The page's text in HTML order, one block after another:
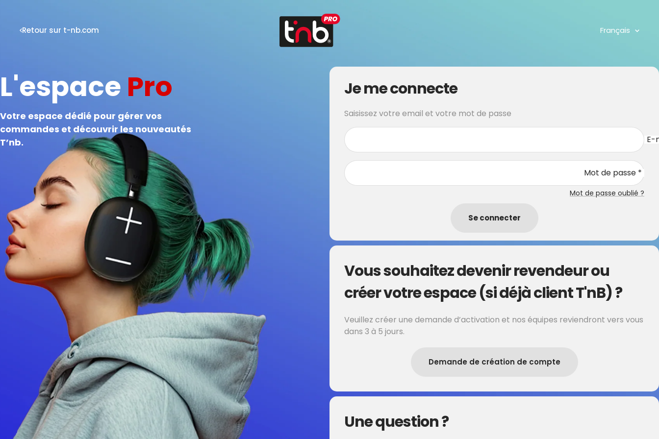
Retour sur t-nb.com Langue
Français
L'espace Pro
Votre espace dédié pour gérer vos
commandes et découvrir les nouveautés
T’nb.
Je me connecte
Saisissez votre email et votre mot de passe
E-
Mot de passe *
Mot de passe oublié ?
Se connecter
Vous souhaitez devenir revendeur ou
créer votre espace (si déjà client T'nB) ?
Veuillez créer une demande d’activation et nos équipes reviendront vers vous
dans 3 à 5 jours.
Demande de création de compte
Une question ?